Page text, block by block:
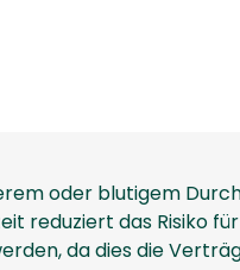
oder blutigem
reduziert das Risiko
da dies die